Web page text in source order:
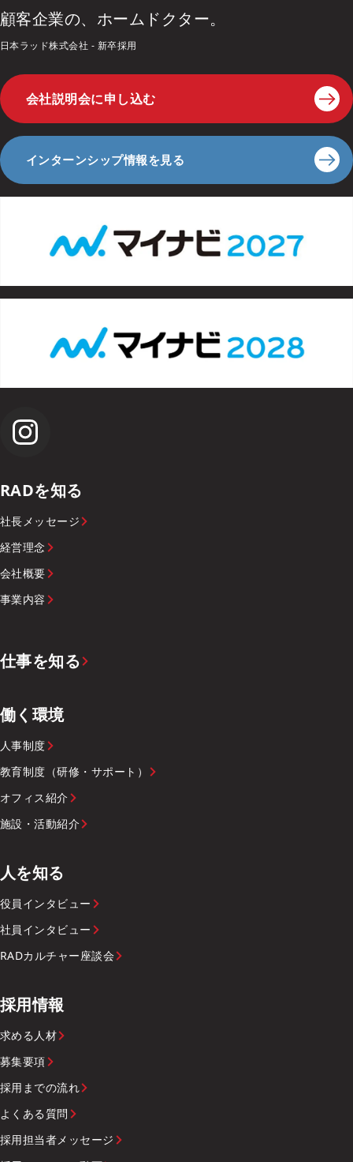
顧客企業の、ホームドクター。
日本ラッド株式会社 - 新卒採用
インターンシップ情報を見る
会社説明会に申し込む
RADを知る
社長メッセージ
経営理念
会社概要
事業内容
仕事を知る
働く環境
人事制度
教育制度（研修・サポート）
オフィス紹介
施設・活動紹介
人を知る
役員インタビュー
社員インタビュー
RADカルチャー座談会
採用情報
求める人材
募集要項
採用までの流れ
よくある質問
採用担当者メッセージ